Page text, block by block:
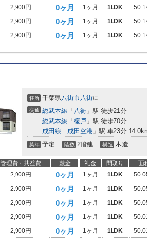
2,900円 0ヶ月 1ヶ月 1LDK
2,900円 0ヶ月 1ヶ月 1LDK
2,900円 0ヶ月 1ヶ月 1LDK
住所 千葉県八街市八街に
交通 総武本線 「 八街 」駅 徒歩21分
総武本線 「 榎戸 」駅 徒歩70分
成田線 「 成田空港 」駅 車23分
築年 予定 階数 2階建 構造 木造
管理費・共益費 敷金 礼金 間取り 面
2,900円 0ヶ月 1ヶ月 1LDK
2,900円 0ヶ月 1ヶ月 1LDK
2,900円 0ヶ月 1ヶ月 1LDK
2,900円 0ヶ月 1ヶ月 1LDK
2,900円 0ヶ月 1ヶ月 1LDK